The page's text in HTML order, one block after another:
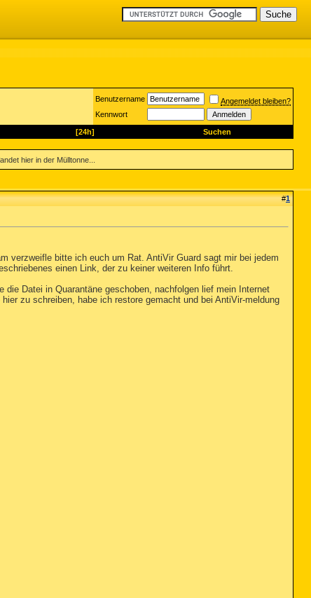
Benutzername
Angemeldet bleiben?
Kennwort
[24h] Suchen
hier in der Mülltonne...
#1
verzweifle bitte ich euch um Rat. AntiVir Guard sagt mir bei jedem
einen Link, der zu keiner weiteren Info führt.
Datei in Quarantäne geschoben, nachfolgen lief mein Internet
zu schreiben, habe ich restore gemacht und bei AntiVir-meldung